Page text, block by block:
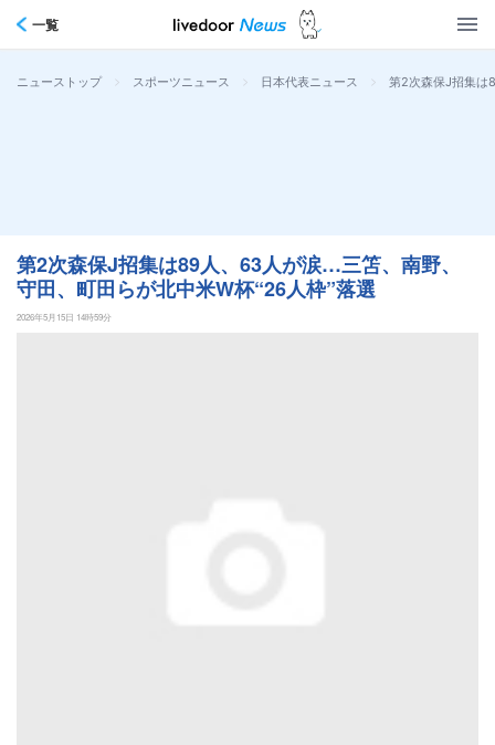
一覧
ニューストップ > スポーツニュース > 日本代表ニュース > 第2次森保J招集は
第2次森保J招集は89人、63人が涙…三笘、南野、
守田、町田らが北中米W杯“26人枠”落選
2026年5月15日 14時59分